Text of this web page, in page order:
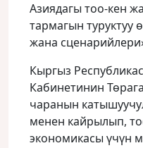
Азиядагы тоо-кен
тармагын туруктуу
жана
Кыргыз
Кабинетинин
чаранын
менен кайрылып,
экономикасы үчүн